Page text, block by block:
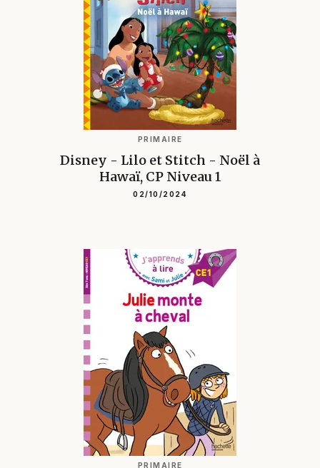
PRIMAIRE
Disney - Lilo et Stitch - Noël à
Hawaï, CP Niveau 1
02/10/2024
PRIMAIRE